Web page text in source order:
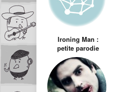
Ironing Man :
petite parodie
d’Iron Man faite
par des fans